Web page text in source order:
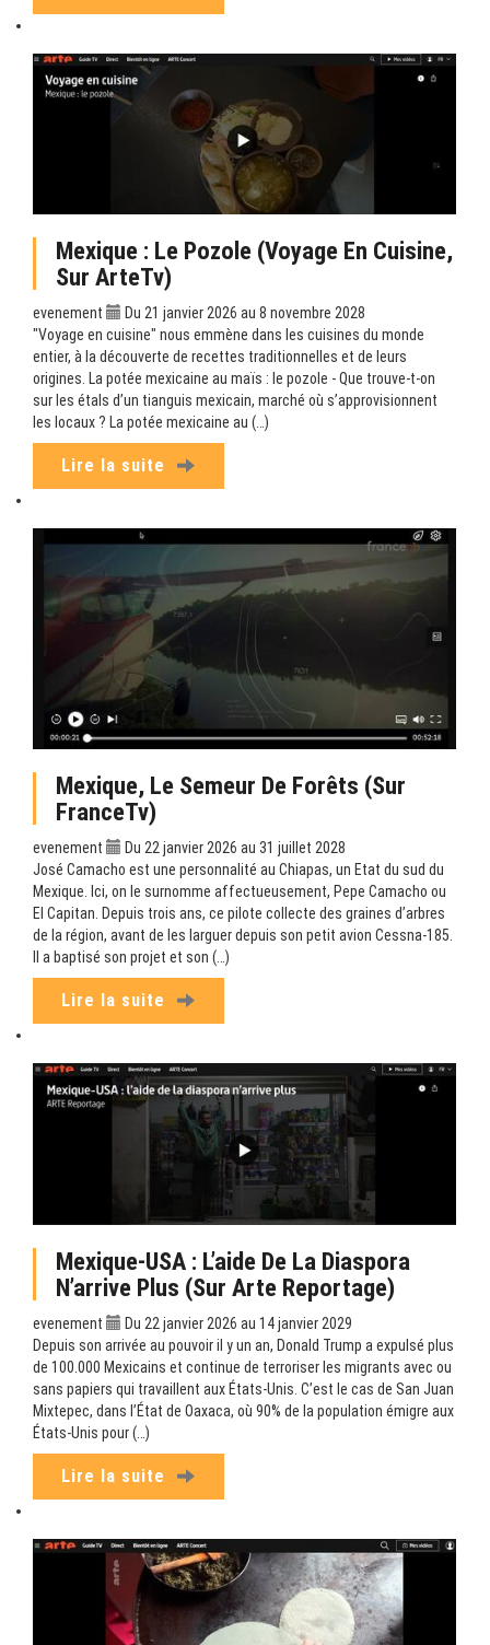
Mexique : Le Pozole (Voyage En Cuisine,
Sur ArteTv)
evenement
Du 21 janvier 2026 au 8 novembre 2028
"Voyage en cuisine" nous emmène dans les cuisines du monde
entier, à la découverte de recettes traditionnelles et de leurs
origines. La potée mexicaine au maïs : le pozole - Que trouve-t-on
sur les étals d’un tianguis mexicain, marché où s’approvisionnent
les locaux ? La potée mexicaine au (…)
Lire la suite
Mexique, Le Semeur De Forêts (sur
FranceTv)
evenement
Du 22 janvier 2026 au 31 juillet 2028
José Camacho est une personnalité au Chiapas, un Etat du sud du
Mexique. Ici, on le surnomme affectueusement, Pepe Camacho ou
El Capitan. Depuis trois ans, ce pilote collecte des graines d’arbres
de la région, avant de les larguer depuis son petit avion Cessna-185.
Il a baptisé son projet et son (…)
Lire la suite
Mexique-USA : L’aide De La Diaspora
N’arrive Plus (sur Arte Reportage)
evenement
Du 22 janvier 2026 au 14 janvier 2029
Depuis son arrivée au pouvoir il y un an, Donald Trump a expulsé plus
de 100.000 Mexicains et continue de terroriser les migrants avec ou
sans papiers qui travaillent aux États-Unis. C’est le cas de San Juan
Mixtepec, dans l’État de Oaxaca, où 90% de la population émigre aux
États-Unis pour (…)
Lire la suite